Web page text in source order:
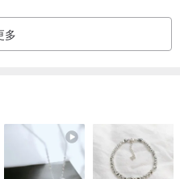
度花形都一定不一樣的啊!
成了獨立的胸針~~兩朵聖誕花可
多